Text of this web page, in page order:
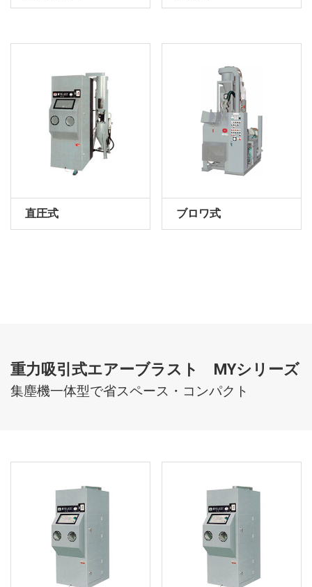
直圧式 ブロワ式
重力吸引式エアーブラスト MYシリーズ
集塵機一体型で省スペース・コンパクト